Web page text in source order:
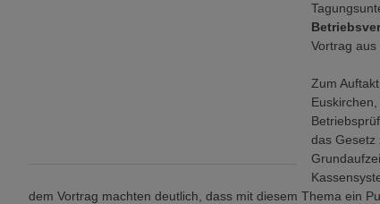
Vortrag aus
Zum
das Gesetz
dem Vortrag machten deutlich, dass mit diesem Thema ein